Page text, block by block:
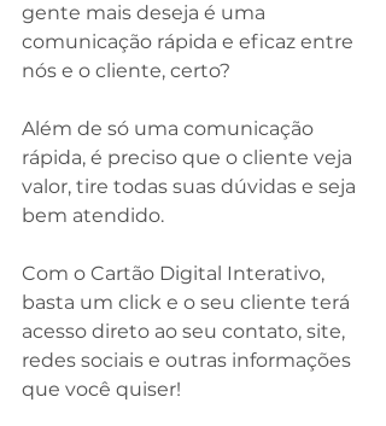
gente mais deseja é uma
comunicação rápida e eficaz entre
nós e o cliente, certo?
Além de só uma comunicação
rápida, é preciso que o cliente veja
valor, tire todas suas dúvidas e seja
bem atendido.
Com o Cartão Digital Interativo,
basta um click e o seu cliente terá
acesso direto ao seu contato, site,
redes sociais e outras informações
que você quiser!